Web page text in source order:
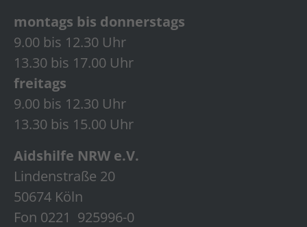
montags bis donnerstags
9.00 bis 12.30 Uhr
13.30 bis 17.00 Uhr
freitags
9.00 bis 12.30 Uhr
13.30 bis 15.00 Uhr
Aidshilfe NRW e.V.
Lindenstraße 20
50674 Köln
Fon 0221 925996-0